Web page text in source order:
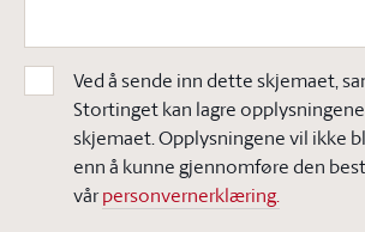
Ved å sende inn dette skjemaet,
Stortinget kan lagre
skjemaet. Opplysningene vil ikke
enn å kunne gjennomføre den
vårpersonvernerklæring.